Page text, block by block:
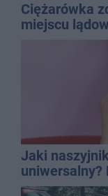
Ciężarówka
miejscu
Jaki
uniwersalny?
wielu